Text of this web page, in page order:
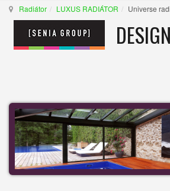
Radiátor LUXUS RADIÁTOR Universe